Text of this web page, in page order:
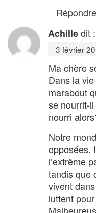
Répondre
Achilledit :
3 février
Ma chère
Dans la
marabout
se nourrit-
nourri
Notre
opposées.
l’extrême
tandis que
vivent
luttent